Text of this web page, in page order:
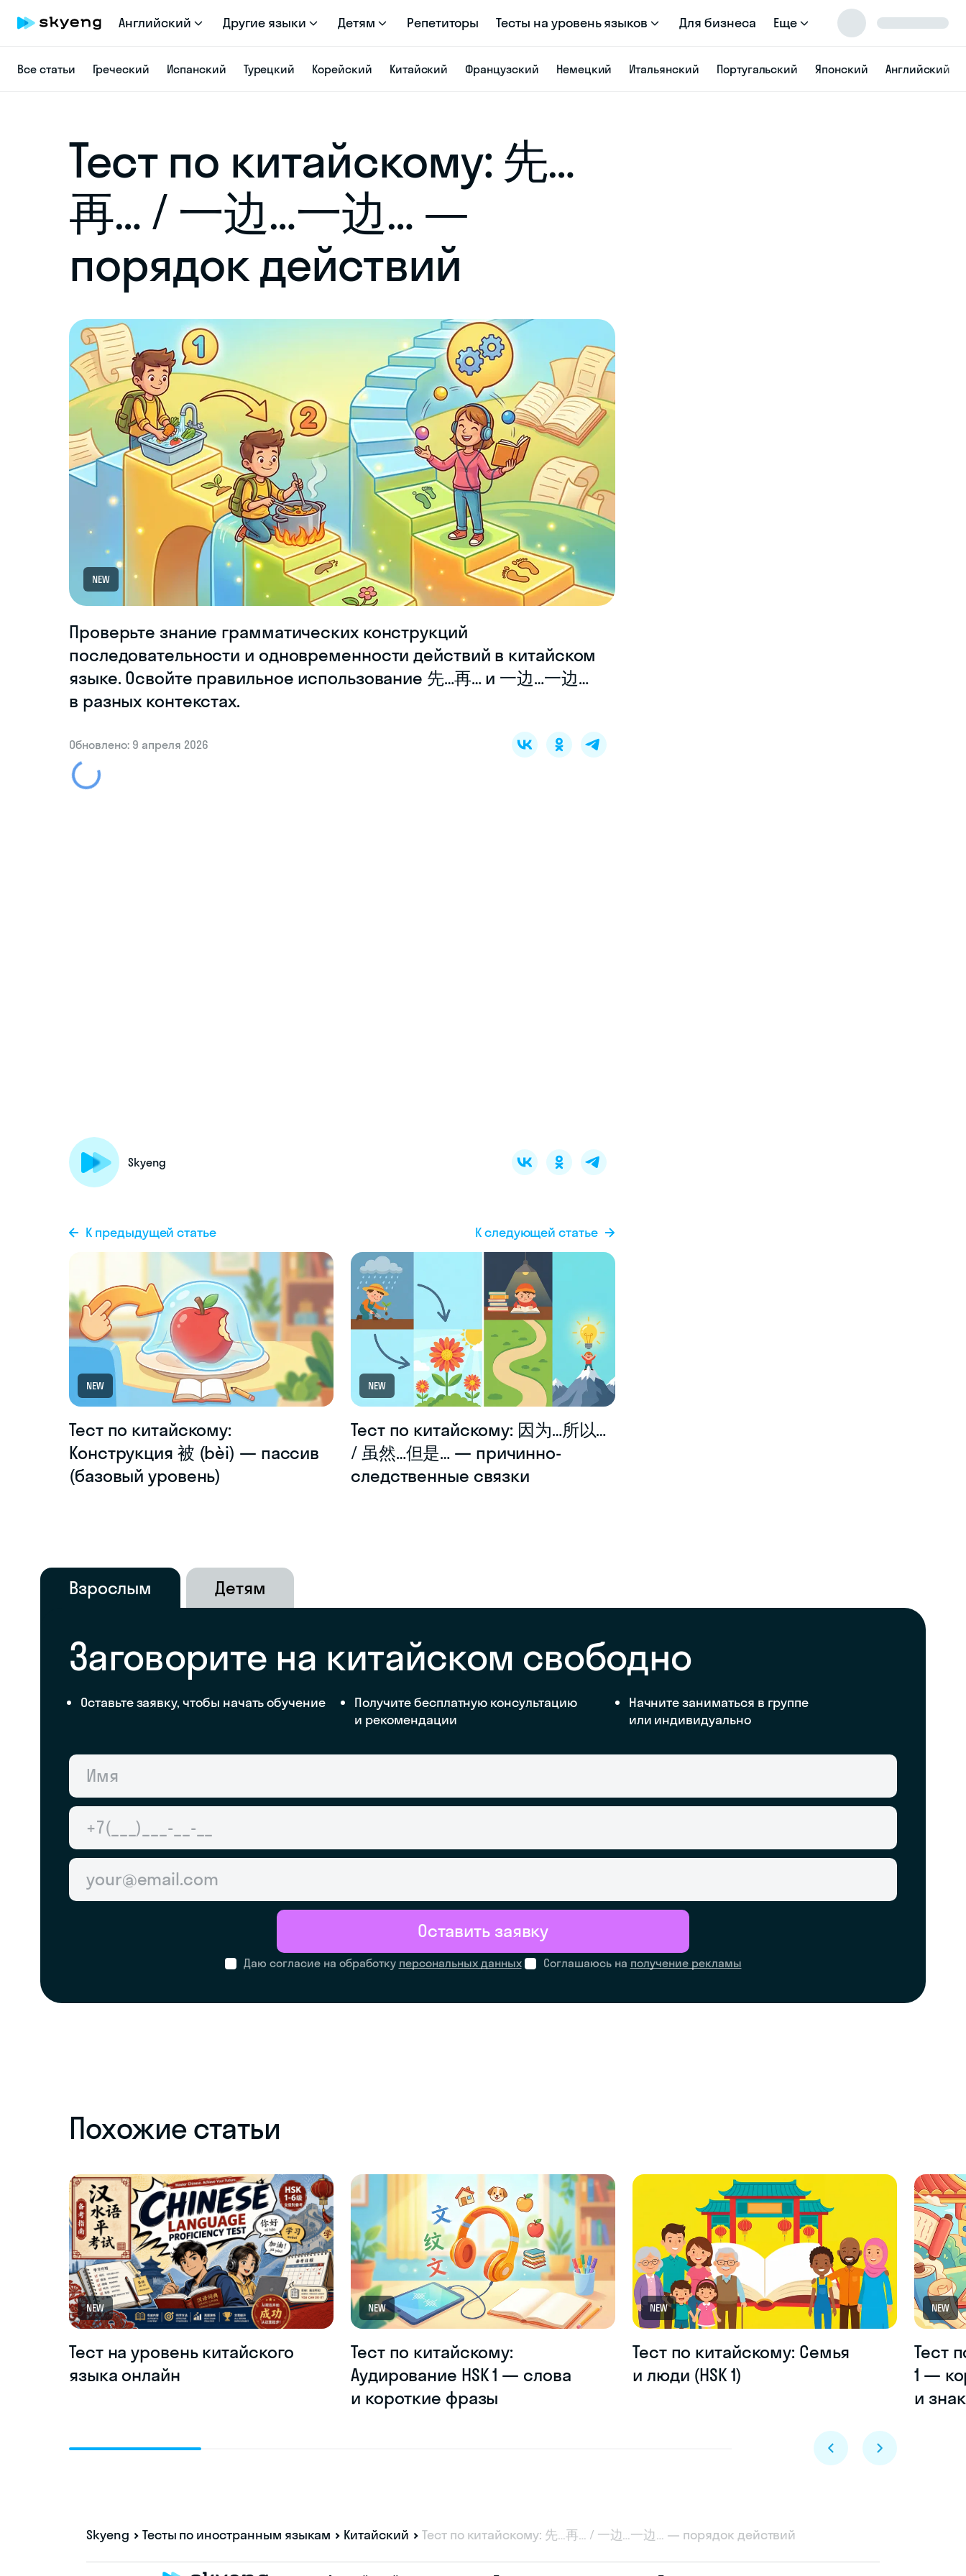
Английский Другие языки Детям Репетиторы Тесты на уровень языков Для бизнеса Еще
Все статьи Греческий Испанский Турецкий Корейский Китайский Французский Немецкий Итальянский Португальский Японский Английский
Тест по китайскому: 先…
再… / 一边…一边… —
порядок действий
NEW
Проверьте знание грамматических конструкций
последовательности и одновременности действий в китайском
языке. Освойте правильное использование 先…再… и 一边…一边…
в разных контекстах.
Обновлено: 9 апреля 2026
Skyeng
К предыдущей статье
NEW
Тест по китайскому:
Конструкция 被 (bèi) — пассив
(базовый уровень)
К следующей статье
NEW
Тест по китайскому: 因为…所以…
/ 虽然…但是… — причинно-
следственные связки
Взрослым Детям
Заговорите на китайском свободно
Оставьте заявку, чтобы начать обучение
Получите бесплатную консультацию
и рекомендации
Начните заниматься в группе
или индивидуально
Даю согласие на обработку персональных данных Соглашаюсь на получение рекламы
Оставить заявку
Похожие статьи
NEW
Тест на уровень китайского
языка онлайн
NEW
Тест по китайскому:
Аудирование HSK 1 — слова
и короткие фразы
NEW
Тест по китайскому: Семья
и люди (HSK 1)
NEW
Тест
1 —
и
Skyeng Тесты по иностранным языкам Китайский Тест по китайскому: 先…再… / 一边…一边… — порядок действий